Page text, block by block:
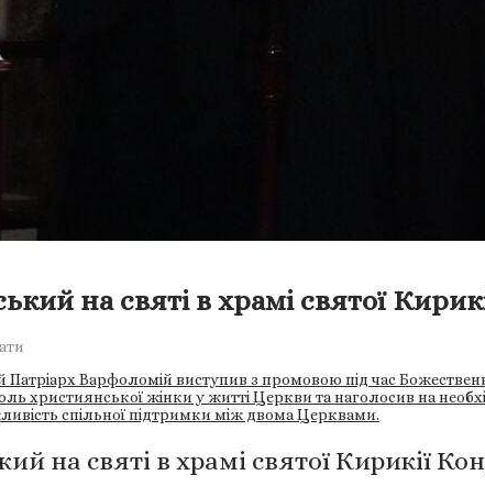
на святі в храмі святої
Варфоломій виступив з промовою під час
християнської жінки у житті Церкви та наголосив на
спільної підтримки між двома Церквами.
на святі в храмі святої Кирикії